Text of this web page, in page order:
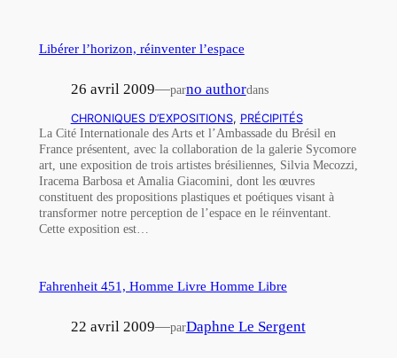
Libérer l’horizon, réinventer l’espace
26 avril 2009—parno authordans
CHRONIQUES D’EXPOSITIONS, PRÉCIPITÉS
La Cité Internationale des Arts et l’Ambassade du Brésil en
France présentent, avec la collaboration de la galerie Sycomore
art, une exposition de trois artistes brésiliennes, Silvia Mecozzi,
Iracema Barbosa et Amalia Giacomini, dont les œuvres
constituent des propositions plastiques et poétiques visant à
transformer notre perception de l’espace en le réinventant.
Cette exposition est…
Fahrenheit 451, Homme Livre Homme Libre
22 avril 2009—parDaphne Le Sergent